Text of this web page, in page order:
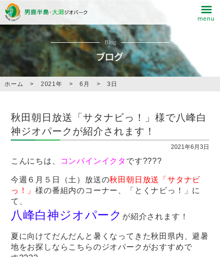
Blog
ホーム > 2021年 > 6月 > 3日
秋田朝日放送「サタナビっ！」様で八峰白
神ジオパークが紹介されます！
2021年6月3日
こんにちは、 コンバインイクタ です????
今週６月５日（土）放送の秋田朝日放送「サタナビ
っ！」様の番組内のコーナー、「とくナビっ！」に
て、
八峰白神ジオパーク が紹介されます！
夏に向けてだんだんと暑くなってきた秋田県内、避暑
地をお探しならこちらのジオパークがおすすめで